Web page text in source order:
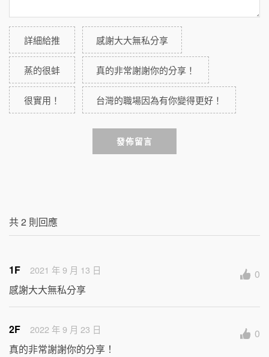
詳細給推 感謝大大無私分享
蒸的很蚌 真的非常謝謝你的分享！
很實用！ 台灣的職場因為有你變得更好！
發佈留言
共2 則回應
0
1F 2021 年 9 月 13 日
感謝大大無私分享
0
2F 2022 年 9 月 23 日
真的非常謝謝你的分享！